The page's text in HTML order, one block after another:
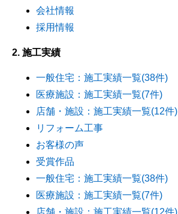
会社情報
採用情報
2. 施工実績
一般住宅：施工実績一覧(38件)
医療施設：施工実績一覧(7件)
店舗・施設：施工実績一覧(12件)
リフォーム工事
お客様の声
受賞作品
一般住宅：施工実績一覧(38件)
医療施設：施工実績一覧(7件)
店舗・施設：施工実績一覧(12件)